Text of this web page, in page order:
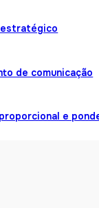
estratégico
de comunicação
e